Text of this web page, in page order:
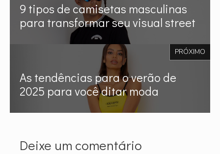
9 tipos de camisetas masculinas
para transformar seu visual street
PRÓXIMO
As tendências para o verão de
2025 para você ditar moda
Deixe um comentário